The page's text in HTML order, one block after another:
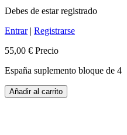
Debes de estar registrado
Entrar| Registrarse
55,00 € Precio
España suplemento bloque de 4
Añadir al carrito